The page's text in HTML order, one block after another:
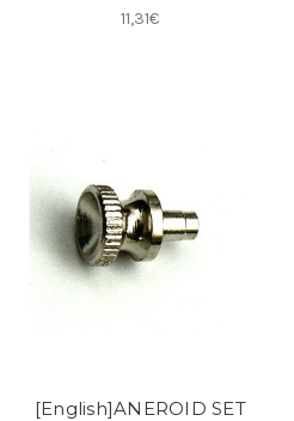
11,31€
[English]ANEROID SET